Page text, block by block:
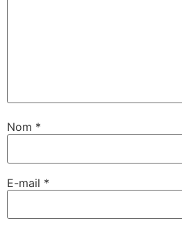
Nom *
E-mail *